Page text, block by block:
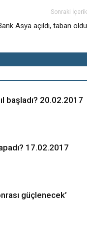
Sonraki İçerik
Asya açıldı, taban oldu
başladı? 20.02.2017
17.02.2017
güçlenecek’